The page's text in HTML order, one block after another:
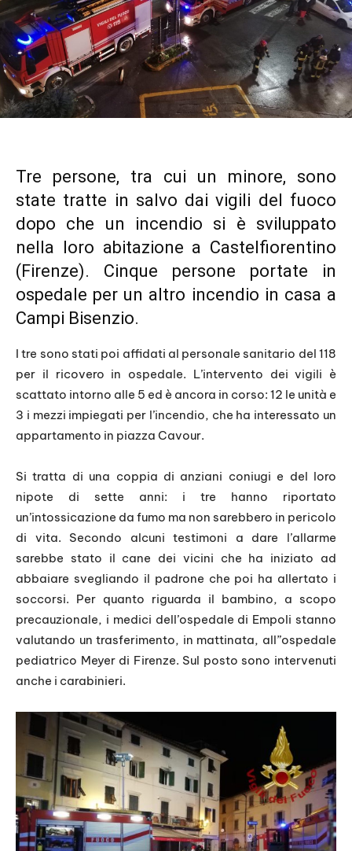
Tre persone, tra cui un minore, sono
state tratte in salvo dai vigili del fuoco
dopo che un incendio si è sviluppato
nella loro abitazione a Castelfiorentino
(Firenze). Cinque persone portate in
ospedale per un altro incendio in casa a
Campi Bisenzio.
I tre sono stati poi affidati al personale sanitario del 118
per il ricovero in ospedale. L’intervento dei vigili è
scattato intorno alle 5 ed è ancora in corso: 12 le unità e
3 i mezzi impiegati per l’incendio, che ha interessato un
appartamento in piazza Cavour.
Si tratta di una coppia di anziani coniugi e del loro
nipote di sette anni: i tre hanno riportato
un’intossicazione da fumo ma non sarebbero in pericolo
di vita. Secondo alcuni testimoni a dare l’allarme
sarebbe stato il cane dei vicini che ha iniziato ad
abbaiare svegliando il padrone che poi ha allertato i
soccorsi. Per quanto riguarda il bambino, a scopo
precauzionale, i medici dell’ospedale di Empoli stanno
valutando un trasferimento, in mattinata, all”ospedale
pediatrico Meyer di Firenze. Sul posto sono intervenuti
anche i carabinieri.